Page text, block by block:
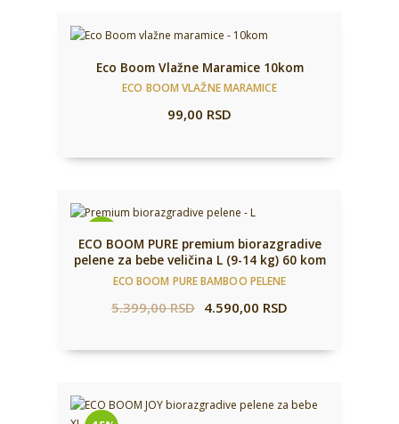
Eco Boom Vlažne Maramice 10kom
ECO BOOM VLAŽNE MARAMICE
99,00 RSD
ECO BOOM PURE premium biorazgradive
pelene za bebe veličina L (9-14 kg) 60 kom
ECO BOOM PURE BAMBOO PELENE
5.399,00RSD 4.590,00 RSD